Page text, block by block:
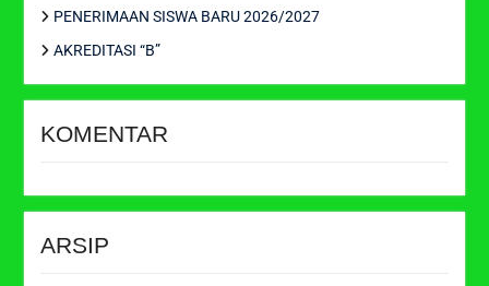
PENERIMAAN SISWA BARU 2026/2027
AKREDITASI “B”
KOMENTAR
ARSIP